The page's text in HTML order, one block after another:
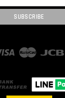
Visa Master